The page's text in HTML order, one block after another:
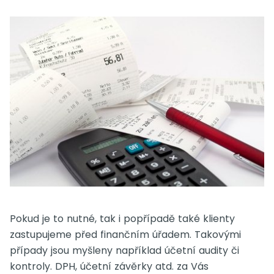
Pokud je to nutné, tak i popřípadě také klienty
zastupujeme před finančním úřadem. Takovými
případy jsou myšleny například účetní audity či
kontroly. DPH, účetní závěrky atd. za Vás